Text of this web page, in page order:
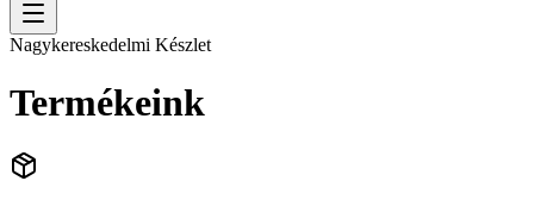
Nagykereskedelmi Készlet
Termékeink